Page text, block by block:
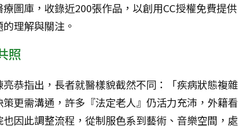
圖庫，收錄近200張作品，以創用CC授權免費提供
理解與關注。
照
恭指出，長者就醫樣貌截然不同：「疾病狀態複雜
更需溝通，許多『法定老人』仍活力充沛，外籍看
因此調整流程，從制服色系到藝術、音樂空間，處